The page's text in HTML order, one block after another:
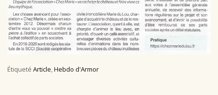
Étiqueté Article,Hebdo d'Armor